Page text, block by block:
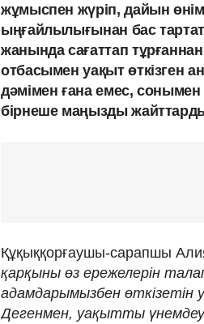
жұмыспен жүріп, дайын
ыңғайлылығынан бас
жанында сағаттап
отбасымен уақыт өткізген
дәмімен ғана емес, сонымен
бірнеше маңызды жайттарды
Құқыққорғаушы-сарапшы
қарқыны өз ережелерін
адамдарымызбен өткізетін
Дегенмен, уақытты үнемдеу